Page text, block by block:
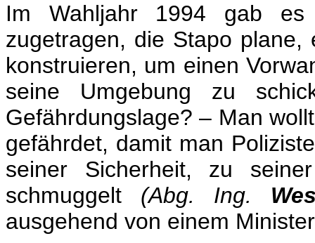
Im Wahljahr 1994 gab
zugetragen, die Stapo
konstruieren, um einen
seine Umgebung zu
Gefährdungslage? – Man
gefährdet, damit man
seiner Sicherheit, zu
schmuggelt (Abg. Ing.
ausgehend von einem